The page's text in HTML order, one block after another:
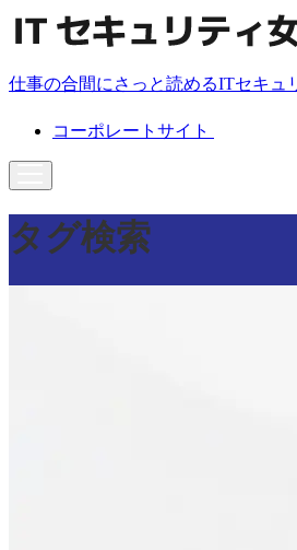
仕事の合間にさっと読めるITセキュ
コーポレートサイト
タグ検索